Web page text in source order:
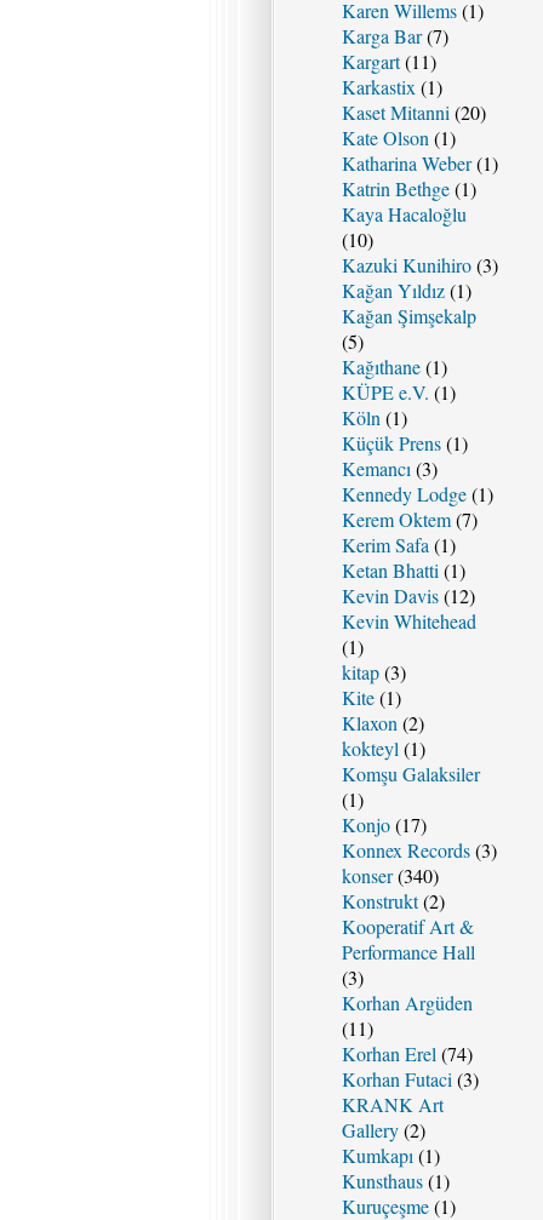
Karen Willems(1)
Karga Bar(7)
Kargart(11)
Karkastix (1)
Kaset Mitanni (20)
Kate Olson (1)
Katharina Weber(1)
Katrin Bethge(1)
Kaya Hacaloğlu
(10)
Kazuki Kunihiro(3)
Kağan Yıldız(1)
Kağan Şimşekalp
(5)
Kağıthane(1)
KÜPE e.V. (1)
Köln (1)
Küçük Prens(1)
Kemancı (3)
Kennedy Lodge(1)
Kerem Oktem(7)
Kerim Safa (1)
Ketan Bhatti (1)
Kevin Davis(12)
Kevin Whitehead
(1)
kitap(3)
Kite(1)
Klaxon (2)
kokteyl (1)
Komşu Galaksiler
(1)
Konjo(17)
Konnex Records(3)
konser(340)
Konstrukt(2)
Kooperatif Art &
Performance Hall
(3)
Korhan Argüden
(11)
Korhan Erel (74)
Korhan Futaci (3)
KRANK Art
Gallery(2)
Kumkapı (1)
Kunsthaus(1)
Kuruçeşme(1)